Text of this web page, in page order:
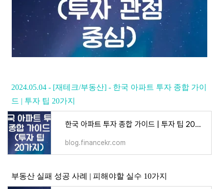
2024.05.04 - [재테크/부동산] - 한국 아파트 투자 종합 가이
드 | 투자 팁 20가지
한국 아파트 투자 종합 가이드 | 투자 팁 20가지
blog.financekr.com
부동산 실패 성공 사례 | 피해야할 실수 10가지